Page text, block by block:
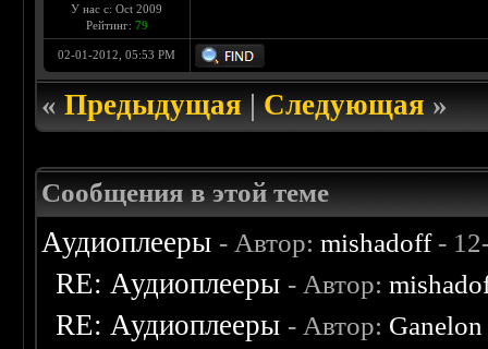
У нас с: Oct 2009
Рейтинг: 79
02-01-2012, 05:53 PM
«Предыдущая|Следующая»
Сообщения в этой теме
Аудиоплееры - Автор:mishadoff-
RE: Аудиоплееры - Автор:
RE: Аудиоплееры - Автор: Ganelon